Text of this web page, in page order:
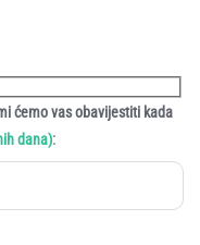
ćemo vas obavijestiti kada
dana):